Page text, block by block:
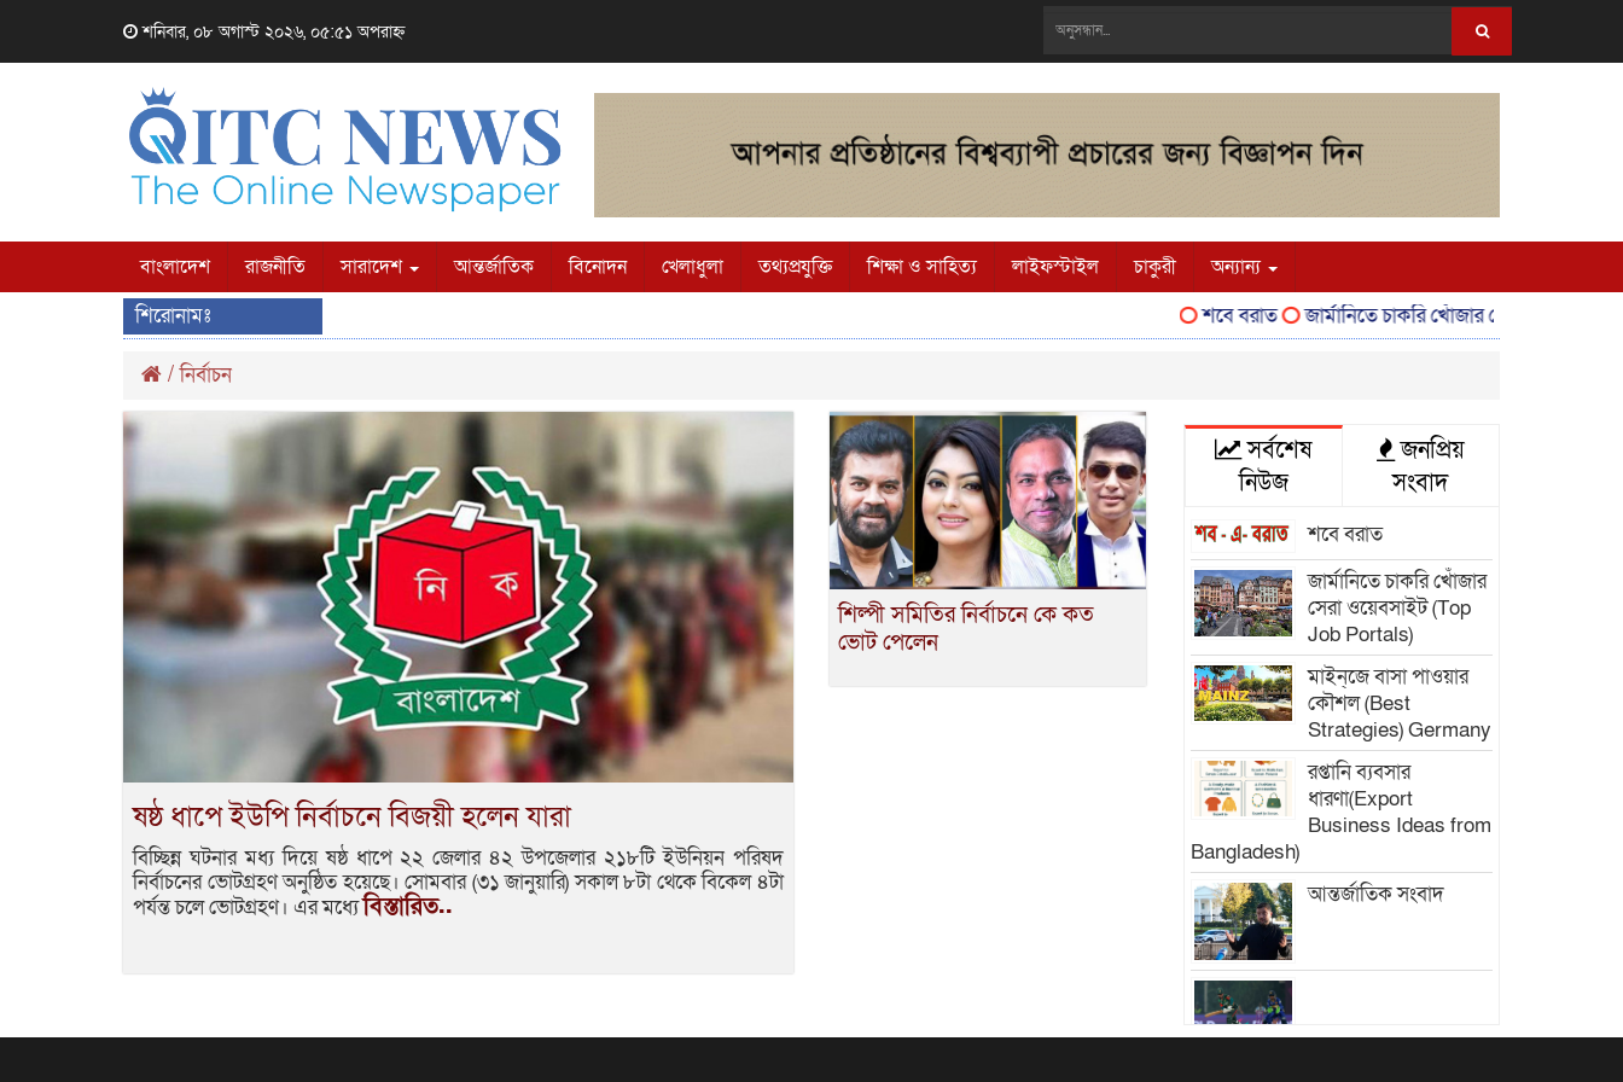
শনিবার, ০৮ অগাস্ট ২০২৬, ০৫:৫১ অপরাহ্ন
বাংলাদেশ রাজনীতি সারাদেশ আন্তর্জাতিক বিনোদন খেলাধুলা তথ্যপ্রযুক্তি শিক্ষা ও সাহিত্য লাইফস্টাইল চাকুরী অন্যান্য
শিরোনামঃ শবে বরাত জার্মানিতে চাকরি খোঁজার সেরা ওয়েবসাইট
/নির্বাচন
ষষ্ঠ ধাপে ইউপি নির্বাচনে বিজয়ী হলেন যারা
বিচ্ছিন্ন ঘটনার মধ্য দিয়ে ষষ্ঠ ধাপে ২২ জেলার ৪২ উপজেলার ২১৮টি ইউনিয়ন পরিষদ
নির্বাচনের ভোটগ্রহণ অনুষ্ঠিত হয়েছে। সোমবার (৩১ জানুয়ারি) সকাল ৮টা থেকে বিকেল ৪টা
পর্যন্ত চলে ভোটগ্রহণ। এর মধ্যেবিস্তারিত..
শিল্পী সমিতির নির্বাচনে কে কত
ভোট পেলেন
সর্বশেষ
নিউজ
জনপ্রিয়
সংবাদ
শবে বরাত
জার্মানিতে চাকরি খোঁজার
সেরা ওয়েবসাইট (Top
Job Portals)
মাইন্‌জে বাসা পাওয়ার
কৌশল (Best
Strategies) Germany
রপ্তানি ব্যবসার
ধারণা(Export
Business Ideas from
Bangladesh)
আন্তর্জাতিক সংবাদ